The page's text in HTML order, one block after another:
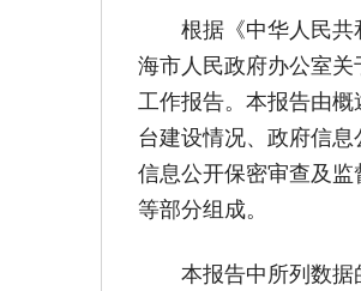
根据《中华人民共
海市人民政府办公室
工作报告。本报告由
台建设情况、政府信
信息公开保密审查及
等部分组成。
本报告中所列数据的